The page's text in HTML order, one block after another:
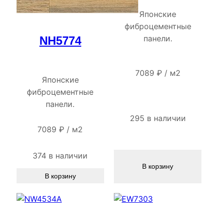
NH5774
Японские
фиброцементные
панели.
7089₽ / м2
374 в наличии
В корзину
Японские
фиброцементные
панели.
7089 ₽/ м2
295 в наличии
В корзину